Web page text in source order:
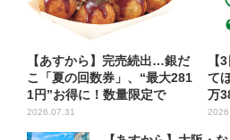
【あすから】完売続出…銀だ
こ「夏の回数券」、“最大281
1円”お得に！数量限定で
2026.07.31
【
て
万